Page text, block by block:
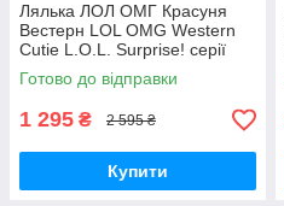
Лялька ЛОЛ ОМГ Красуня
Вестерн LOL OMG Western
Cutie L.O.L. Surprise! серії
O.M.G." S7 588504 Оригінал
MyDoll.com.ua
Готово до відправки
1 295 ₴ 2 595 ₴
Купити